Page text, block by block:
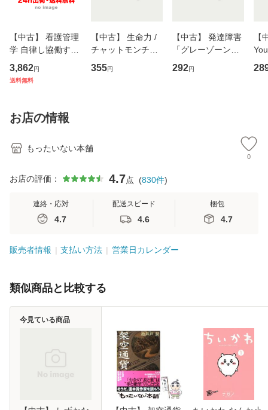
【中古】 看護管理
学 自律し協働する
専門職の看護マネ
ジメントスキル 改
恵 藤本幸三 / 南江
堂 [単行
3,862円
送料無料
【中古】 生命力 /
チャットモンチー /
キューンレコード
[CD]【メール便送
355円
【中古】 発達障害
「グレーゾーン」
その正しい理解と
克服法 (SB新書 57
292円
【
のが
お店の情報
もったいない本舗
0
お店の評価： 4.7点 (830件)
連絡・応対
4.7
配送スピード
4.6
梱包
4.7
販売者情報 支払い方法 営業日カレンダー
類似商品と比較する
今見ている商品